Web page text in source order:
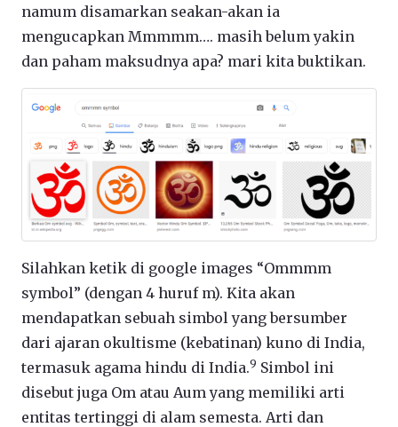
namum disamarkan seakan-akan ia
mengucapkan Mmmmm…. masih belum yakin
dan paham maksudnya apa? mari kita buktikan.
Silahkan ketik di google images “Ommmm
symbol” (dengan 4 huruf m). Kita akan
mendapatkan sebuah simbol yang bersumber
dari ajaran okultisme (kebatinan) kuno di India,
termasuk agama hindu di India.9 Simbol ini
disebut juga Om atau Aum yang memiliki arti
entitas tertinggi di alam semesta. Arti dan